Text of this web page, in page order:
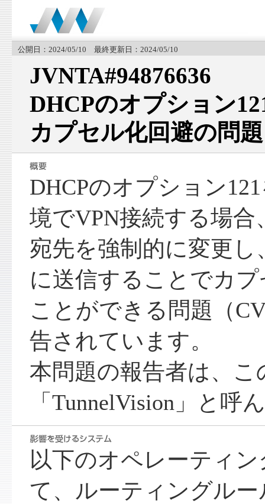
公開日：2024/05/10 最終更新日：2024/05/10
JVNTA#94876636
DHCPのオプション
カプセル化回避の問題
DHCPのオプション
境でVPN接続する場
宛先を強制的に変更し
に送信することでカ
ことができる問題（
告されています。
本問題の報告者は、こ
「TunnelVision」と呼
以下のオペレーティ
て、ルーティングル